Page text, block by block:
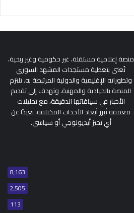
منصة إعلامية مستقلة، غير حكومية وغير ربحية،
تُعنى بتغطية مستجدات المشهد السوري
وتطوراته الإقليمية والدولية المرتبطة به. تلتزم
المنصة بالحيادية والمهنية، وتهدف إلى تقديم
الأخبار في سياقاتها الدقيقة، مع تحليلات
معمقة تُبرز أبعاد الأحداث المختلفة، بعيدًا عن
أي تحيز أيديولوجي أو سياسي.
8٬163
2٬505
113